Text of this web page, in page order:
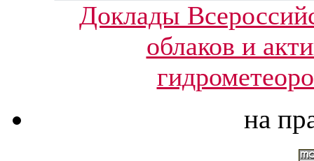
Доклады
облаков и
на